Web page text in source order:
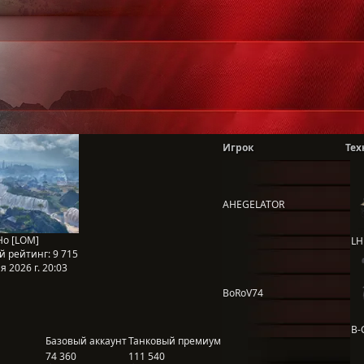
[LOM]
рейтинг:9 715
2026 г. 20:03
Базовый аккаунтТанковый премиум
74 360
111 540
Игрок
AHEGELATOR
BoRoV74
B-